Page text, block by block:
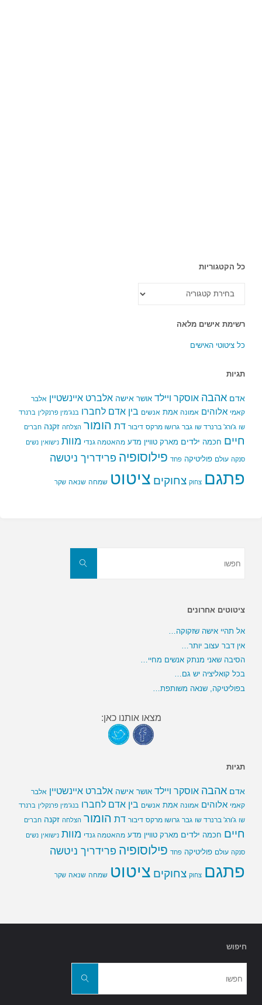
כל הקטגוריות
הקטגוריות
רשימת אישים מלאה
כל ציטוטי האישים
תגיות
אדם אהבה אוסקר ויילד אושר אישה אלברט איינשטיין אלבר
קאמי אלוהים אמונה אמת אנשים בין אדם לחברו בנג'מין פרנקלין ברנרד
שו ג'ורג' ברנרד שו גבר גרושו מרקס דיבור דת הומור הצלחה זקנה חברים
חיים חכמה ילדים מארק טוויין מדע מהאטמה גנדי מוות נישואין נשים
סנקה עולם פוליטיקה פחד פילוסופיה פרידריך ניטשה
פתגם צחוק צחוקים ציטוט שמחה שנאה שקר
חפשו
ציטוטים אחרונים
אל תהיי אישה שזקוקה…
אין דבר עצוב יותר…
הסיבה שאני מנתק אנשים מחיי…
בכל קואליציה יש גם…
בפוליטיקה, שנאה משותפת…
מצאו אותנו כאן:
תגיות
אדם אהבה אוסקר ויילד אושר אישה אלברט איינשטיין אלבר
קאמי אלוהים אמונה אמת אנשים בין אדם לחברו בנג'מין פרנקלין ברנרד
שו ג'ורג' ברנרד שו גבר גרושו מרקס דיבור דת הומור הצלחה זקנה חברים
חיים חכמה ילדים מארק טוויין מדע מהאטמה גנדי מוות נישואין נשים
סנקה עולם פוליטיקה פחד פילוסופיה פרידריך ניטשה
פתגם צחוק צחוקים ציטוט שמחה שנאה שקר
חיפוש
חפשו